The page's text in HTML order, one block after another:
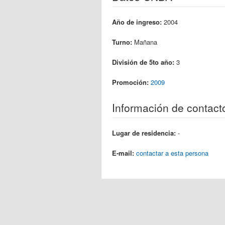
Año de ingreso: 2004
Turno: Mañana
División de 5to año: 3
Promoción: 2009
Información de
Lugar de residencia: -
E-mail: contactar a esta persona